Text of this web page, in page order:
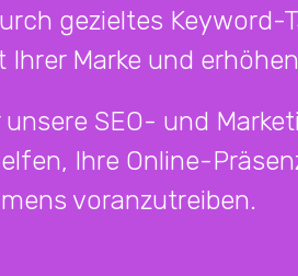
gezieltes Keyword-
Marke und
SEO- und
Ihre Online-
voranzutreiben.